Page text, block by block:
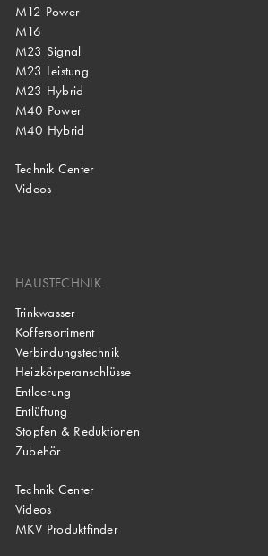
M12 Power
M16
M23 Signal
M23 Leistung
M23 Hybrid
M40 Power
M40 Hybrid
Technik Center
Videos
HAUSTECHNIK
Trinkwasser
Koffersortiment
Verbindungstechnik
Heizkörperanschlüsse
Entleerung
Entlüftung
Stopfen & Reduktionen
Zubehör
Technik Center
Videos
MKV Produktfinder